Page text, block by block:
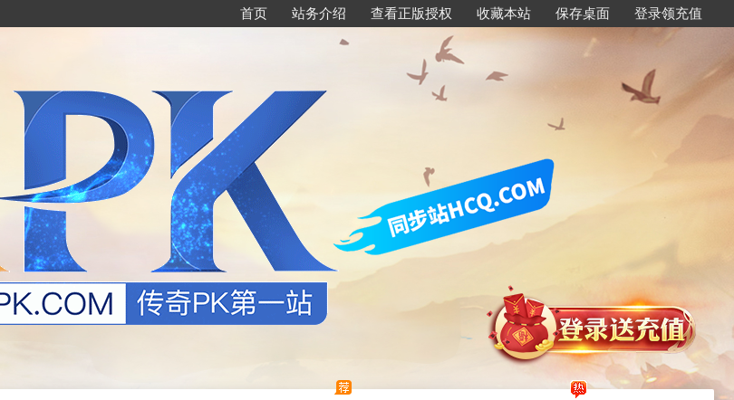
首页 站务介绍 查看正版授权 收藏本站 保存桌面 登录领充值